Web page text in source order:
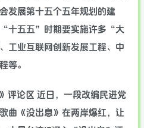
发展第十五个五年规划的建
“十五五”时期要实施许多“大
工业互联网创新发展工程、中
等。
评论区 近日，一段改编民进党
曲《没出息》在两岸爆红，让